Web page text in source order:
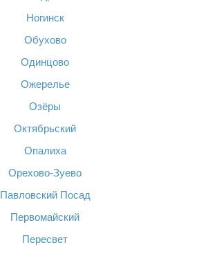
Ногинск
Обухово
Одинцово
Ожерелье
Озёры
Октябрьский
Опалиха
Орехово-Зуево
Павловский Посад
Первомайский
Пересвет